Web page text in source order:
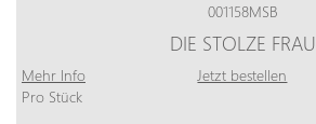
DIE STOLZE FRAU
Mehr Info Jetzt bestellen
Pro Stück